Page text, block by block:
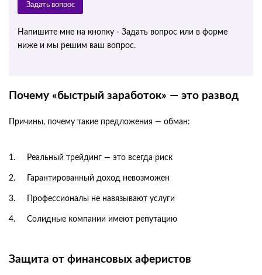
Задать вопрос
Напишите мне на кнопку - Задать вопрос или в форме
ниже и мы решим ваш вопрос.
Почему «быстрый заработок» — это развод
Причины, почему такие предложения — обман:
Реальный трейдинг — это всегда риск
Гарантированный доход невозможен
Профессионалы не навязывают услуги
Солидные компании имеют репутацию
Защита от финансовых аферистов